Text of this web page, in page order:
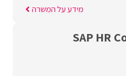
מידע על המשרה
SAP HR